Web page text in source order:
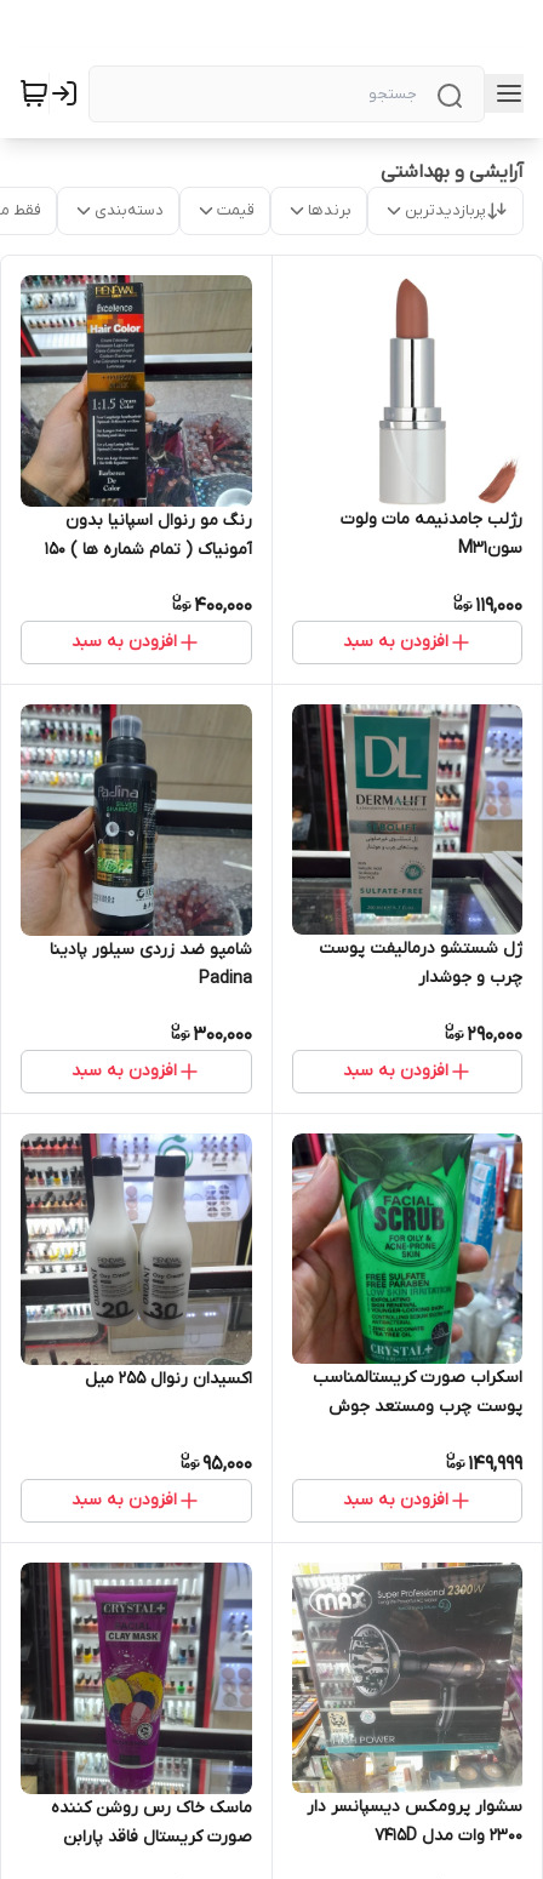
آرایشی و بهداشتی
پربازدیدترین برندها قیمت دسته‌بندی فقط
رژلب جامدنیمه مات ولوت
سونM31
119,000
افزودن به سبد
رنگ مو رنوال اسپانیا بدون
آمونیاک ( تمام شماره ها ) 150
400,000
افزودن به سبد
ژل شستشو درمالیفت پوست
چرب و جوشدار
290,000
افزودن به سبد
شامپو ضد زردی سیلور پادینا
Padina
300,000
افزودن به سبد
اسکراب صورت کریستالمناسب
پوست چرب ومستعد جوش
149,999
افزودن به سبد
اکسیدان رنوال 255 میل
95,000
افزودن به سبد
سشوار پرومکس دیسپانسر دار
2300 وات مدل 7415D
ماسک خاک رس روشن کننده
صورت کریستال فاقد پارابن